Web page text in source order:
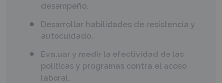
desempeño.
Desarrollar habilidades de resistencia y
autocuidado.
Evaluar y medir la efectividad de las
políticas y programas contra el acoso
laboral.